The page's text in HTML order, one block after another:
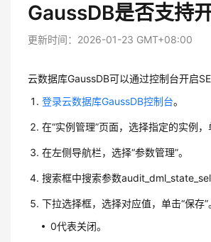
GaussDB是否支持
更新时间： 2026-01-23 GMT+08:00
云数据库GaussDB可以通过控制台开启
登录云数据库GaussDB控制台。
在“实例管理”页面，选择指定的实例，
在左侧导航栏，选择“参数管理”。
搜索框中搜索参数
下拉选择框，选择对应值，单击“保存”
0代表关闭。